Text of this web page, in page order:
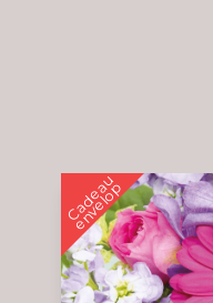
C
a
d
e
a
u
e
n
v
e
l
o
p